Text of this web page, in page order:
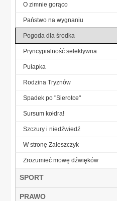
O zimnie gorąco
Państwo na wygnaniu
Pogoda dla środka
Pryncypialność selektywna
Pułapka
Rodzina Tryznów
Spadek po "Sierotce"
Sursum kołdra!
Szczury i niedźwiedź
W stronę Zaleszczyk
Zrozumieć mowę dźwięków
SPORT
PRAWO